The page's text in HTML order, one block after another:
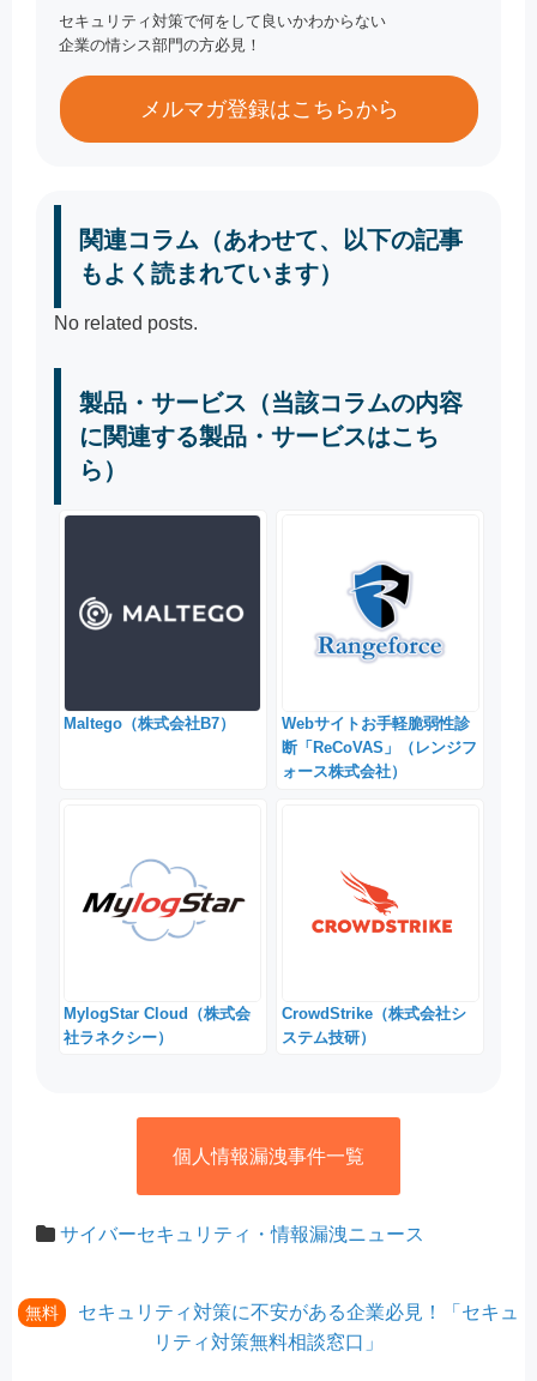
セキュリティ対策で何をして良いかわからない
企業の情シス部門の方必見！
メルマガ登録はこちらから
関連コラム（あわせて、以下の記事
もよく読まれています）
No related posts.
製品・サービス（当該コラムの内容
に関連する製品・サービスはこち
ら）
Maltego（株式会社B7）
Webサイトお手軽脆弱性診
断「ReCoVAS」（レンジフ
ォース株式会社）
MylogStar Cloud（株式会
社ラネクシー）
CrowdStrike（株式会社シ
ステム技研）
個人情報漏洩事件一覧
サイバーセキュリティ・情報漏洩ニュース
無料
セキュリティ対策に不安がある企業必見！「セキュ
リティ対策無料相談窓口」